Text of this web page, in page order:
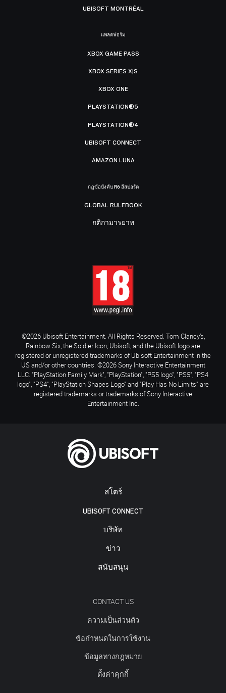
สโตร์
UBISOFT CONNECT
บริษัท
ข่าว
สนับสนุน
CONTACT US
ความเป็นส่วนตัว
ข้อกำหนดในการใช้งาน
ข้อมูลทางกฎหมาย
ตั้งค่าคุกกี้
UBISOFT MONTRÉAL
แพลตฟอร์ม
XBOX GAME PASS
XBOX SERIES X|S
XBOX ONE
PLAYSTATION®5
PLAYSTATION®4
UBISOFT CONNECT
AMAZON LUNA
กฎข้อบังคับ R6 อีสปอร์ต
GLOBAL RULEBOOK
กติกามารยาท
©2026 Ubisoft Entertainment. All Rights Reserved. Tom Clancy’s,
Rainbow Six, the Soldier Icon, Ubisoft, and the Ubisoft logo are
registered or unregistered trademarks of Ubisoft Entertainment in the
US and/or other countries. ©2026 Sony Interactive Entertainment
LLC. "PlayStation Family Mark", "PlayStation", "PS5 logo", "PS5", "PS4
logo", "PS4", "PlayStation Shapes Logo" and "Play Has No Limits" are
registered trademarks or trademarks of Sony Interactive
Entertainment Inc.